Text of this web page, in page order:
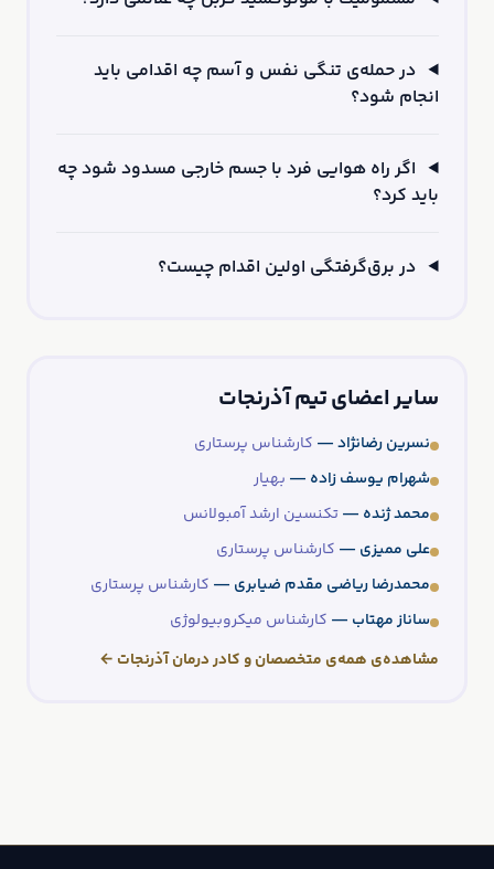
در حمله‌ی تنگی نفس و آسم چه اقدامی باید
انجام شود؟
اگر راه هوایی فرد با جسم خارجی مسدود شود چه
باید کرد؟
در برق‌گرفتگی اولین اقدام چیست؟
سایر اعضای تیم آذرنجات
نسرین رضانژاد — کارشناس پرستاری
شهرام یوسف زاده — بهیار
محمد ژنده —تکنسین ارشد آمبولانس
علی ممیزی — کارشناس پرستاری
محمدرضا ریاضی مقدم ضیابری — کارشناس پرستاری
ساناز مهتاب — کارشناس میکروبیولوژی
مشاهده‌ی همه‌ی متخصصان و کادر درمان آذرنجات ←